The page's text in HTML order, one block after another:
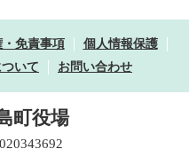
・免責事項
個人情報保護
いて お問い合わせ
町役場